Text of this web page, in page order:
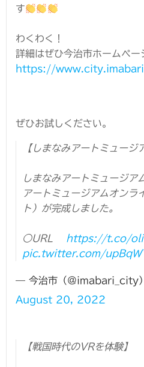
す
わくわく！
詳細はぜひ今治市ホームペー
https://
ぜひお試しください。
【しまなみアートミュージ
しまなみアートミュージア
アートミュージアムオンラ
ト）が完成しました。
○URL
https://t.co/
pic.twitter.com/
— 今治市（＠imabari_city
August 20, 2022
【戦国時代のVRを体験】